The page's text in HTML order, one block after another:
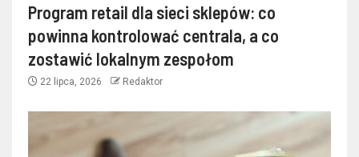
Program retail dla sieci sklepów: co
powinna kontrolować centrala, a co
zostawić lokalnym zespołom
22 lipca, 2026 Redaktor